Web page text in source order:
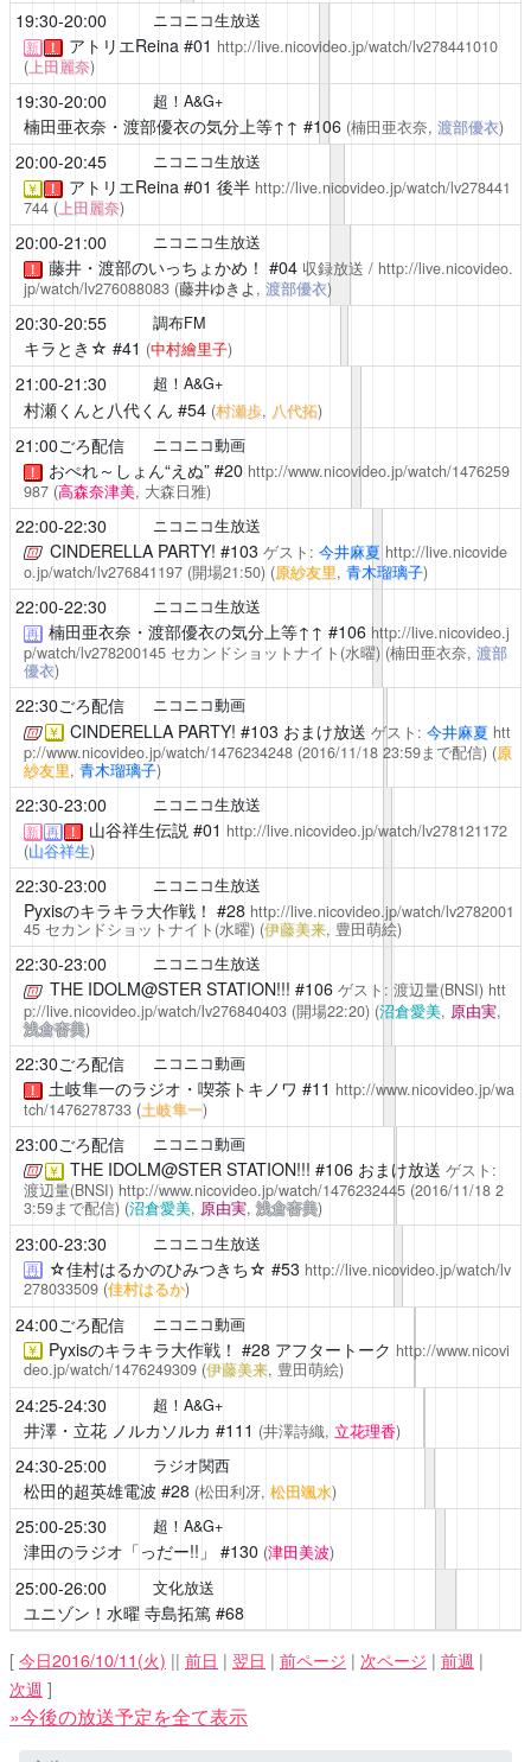
19:30-20:00 ニコニコ生放送
新 ！ アトリエReina #01 http://live.nicovideo.jp/watch/lv278441010
(上田麗奈)
19:30-20:00 超！A&G+
楠田亜衣奈・渡部優衣の気分上等↑↑ #106 (楠田亜衣奈, 渡部優衣)
20:00-20:45 ニコニコ生放送
￥ ！ アトリエReina#01 後半 http://live.nicovideo.jp/watch/lv278441
744 (上田麗奈)
20:00-21:00 ニコニコ生放送
！ 藤井・渡部のいっちょかめ！ #04 収録放送 / http://live.nicovideo.
jp/watch/lv276088083 (藤井ゆきよ, 渡部優衣)
20:30-20:55 調布FM
キラとき☆ #41 (中村繪里子)
21:00-21:30 超！A&G+
村瀬くんと八代くん #54 (村瀬歩, 八代拓)
21:00ごろ配信 ニコニコ動画
！ おぺれ～しょん“えぬ”#20 http://www.nicovideo.jp/watch/1476259
987 (高森奈津美, 大森日雅)
22:00-22:30 ニコニコ生放送
CINDERELLA PARTY! #103 ゲスト: 今井麻夏 http://live.nicovide
o.jp/watch/lv276841197(開場21:50) (原紗友里, 青木瑠璃子)
22:00-22:30 ニコニコ生放送
再 楠田亜衣奈・渡部優衣の気分上等↑↑ #106 http://live.nicovideo.j
p/watch/lv278200145セカンドショットナイト(水曜) (楠田亜衣奈, 渡部
優衣)
22:30ごろ配信 ニコニコ動画
￥ CINDERELLA PARTY! #103 おまけ放送 ゲスト: 今井麻夏 htt
p://www.nicovideo.jp/watch/1476234248(2016/11/18 23:59まで配信) (原
紗友里, 青木瑠璃子)
22:30-23:00 ニコニコ生放送
新 再 ！ 山谷祥生伝説#01 http://live.nicovideo.jp/watch/lv278121172
(山谷祥生)
22:30-23:00 ニコニコ生放送
Pyxisのキラキラ大作戦！ #28 http://live.nicovideo.jp/watch/lv2782001
45セカンドショットナイト(水曜) (伊藤美来, 豊田萌絵)
22:30-23:00 ニコニコ生放送
THE IDOLM@STER STATION!!! #106 ゲスト: 渡辺量(BNSI) htt
p://live.nicovideo.jp/watch/lv276840403(開場22:20) (沼倉愛美, 原由実,
浅倉杏美)
22:30ごろ配信 ニコニコ動画
！ 土岐隼一のラジオ・喫茶トキノワ #11 http://www.nicovideo.jp/wa
tch/1476278733 (土岐隼一)
23:00ごろ配信 ニコニコ動画
￥ THE IDOLM@STER STATION!!! #106 おまけ放送 ゲスト:
渡辺量(BNSI) http://www.nicovideo.jp/watch/1476232445(2016/11/18 2
3:59まで配信) (沼倉愛美, 原由実,浅倉杏美)
23:00-23:30 ニコニコ生放送
再 ☆佳村はるかのひみつきち☆ #53 http://live.nicovideo.jp/watch/lv
278033509 (佳村はるか)
24:00ごろ配信 ニコニコ動画
￥ Pyxisのキラキラ大作戦！ #28 アフタートーク http://www.nicovi
deo.jp/watch/1476249309 (伊藤美来, 豊田萌絵)
24:25-24:30 超！A&G+
井澤・立花 ノルカソルカ #111 (井澤詩織, 立花理香)
24:30-25:00 ラジオ関西
松田的超英雄電波 #28 (松田利冴, 松田颯水)
25:00-25:30 超！A&G+
津田のラジオ「っだー!!」 #130 (津田美波)
25:00-26:00 文化放送
ユニゾン！水曜 寺島拓篤 #68
[ 今日2016/10/11(火) || 前日 | 翌日 | 前ページ | 次ページ | 前週 |
次週 ]
»今後の放送予定を全て表示